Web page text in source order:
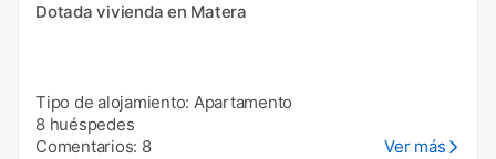
Dotada vivienda en Matera
Tipo de alojamiento: Apartamento
8 huéspedes
Comentarios: 8
Ver más